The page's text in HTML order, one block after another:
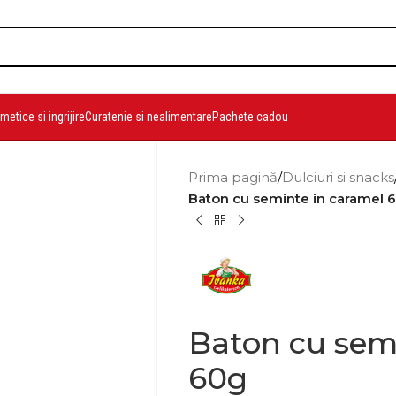
si ingrijireCuratenie si nealimentarePachete cadou
Prima pagină/Dulciuri si snacks
Baton cu seminte in caramel
Baton cu
60g